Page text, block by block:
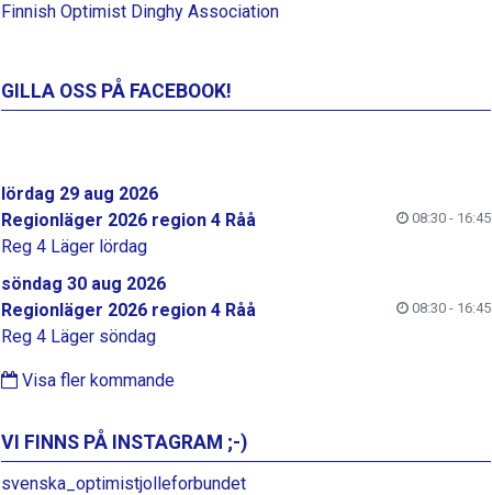
Finnish Optimist Dinghy Association
GILLA OSS PÅ FACEBOOK!
lördag 29 aug 2026
Regionläger 2026 region 4 Råå
08:30 - 16:45
Reg 4 Läger lördag
söndag 30 aug 2026
Regionläger 2026 region 4 Råå
08:30 - 16:45
Reg 4 Läger söndag
Visa fler kommande
VI FINNS PÅ INSTAGRAM ;-)
svenska_optimistjolleforbundet